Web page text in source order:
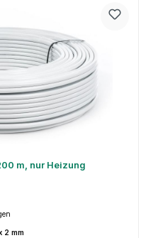
m, nur Heizung
2 mm